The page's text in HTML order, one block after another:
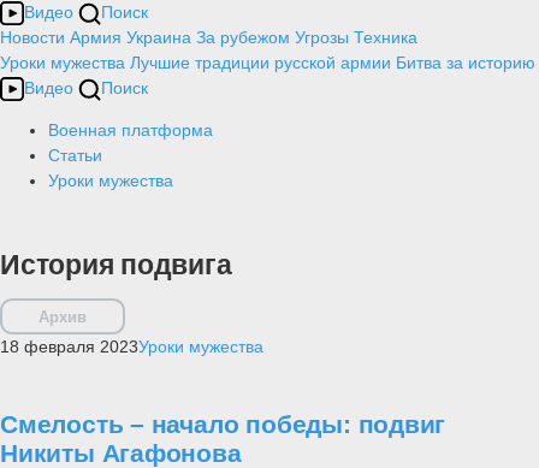
Видео
Поиск
Новости Армия Украина За рубежом Угрозы Техника
Уроки мужества Лучшие традиции русской армии Битва за историю
Видео
Поиск
Военная платформа
Статьи
Уроки мужества
История подвига
Архив
18 февраля 2023Уроки мужества
Смелость – начало победы: подвиг
Никиты Агафонова